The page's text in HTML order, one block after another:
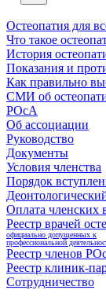
Остеопатия для
Что такое
История
Показания и
Как правильно
СМИ об
РОсА
Об ассоциации
Руководство
Документы
Условия членства
Порядок
Оплата членских
Реестр врачей
официально допущенных к
профессиональной
Реестр членов
Реестр клиник-
Сотрудничество